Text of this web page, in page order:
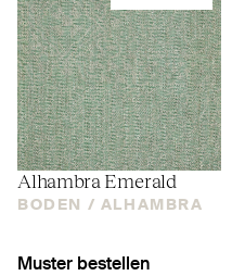
Alhambra Emerald
BODEN / ALHAMBRA
Muster bestellen